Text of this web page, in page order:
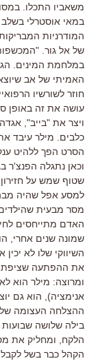
משאביו התכלו.
במאי אוסטרלי
המודרניות
של אל גור.
במלחמת המינים.
האמיתי של אב
חוזר לשורשיו
ויצר את "בייב",
כלבים. מילר עיבד
וכאן נתגלה הפנצ'ר
שטוף שמש על
למסע אפל שהיה
מסר מבעית שהילדים
האדם מתייחסים
שמונה שנים אחרי,
השיווקי שלו לא
את ההפתעה שציפתה
ומרוצה: מילר הוא
אנימציה), הוא גם
ההצלחה העצומה של
בילה שלושה
הלקח, ומחליק את
הקהל כבר בשל לקבל